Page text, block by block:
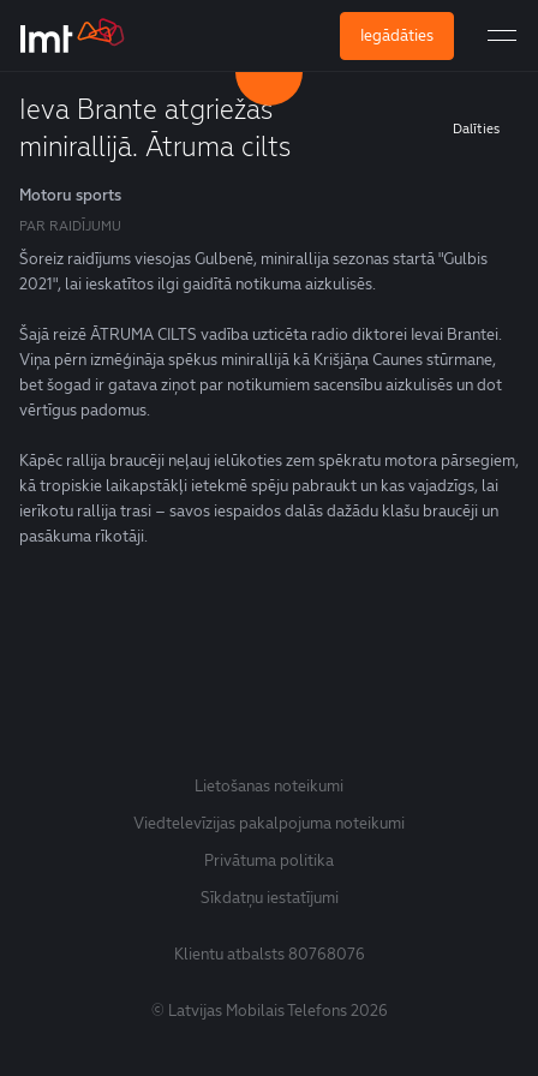
Iegādāties
Ieva Brante atgriežas
minirallijā. Ātruma cilts
Dalīties
Motoru sports
PAR RAIDĪJUMU
Šoreiz raidījums viesojas Gulbenē, minirallija sezonas startā "Gulbis
2021", lai ieskatītos ilgi gaidītā notikuma aizkulisēs.
Šajā reizē ĀTRUMA CILTS vadība uzticēta radio diktorei Ievai Brantei.
Viņa pērn izmēģināja spēkus minirallijā kā Krišjāņa Caunes stūrmane,
bet šogad ir gatava ziņot par notikumiem sacensību aizkulisēs un dot
vērtīgus padomus.
Kāpēc rallija braucēji neļauj ielūkoties zem spēkratu motora pārsegiem,
kā tropiskie laikapstākļi ietekmē spēju pabraukt un kas vajadzīgs, lai
ierīkotu rallija trasi – savos iespaidos dalās dažādu klašu braucēji un
pasākuma rīkotāji.
Lietošanas noteikumi
Viedtelevīzijas pakalpojuma noteikumi
Privātuma politika
Sīkdatņu iestatījumi
Klientu atbalsts80768076
© Latvijas Mobilais Telefons 2026